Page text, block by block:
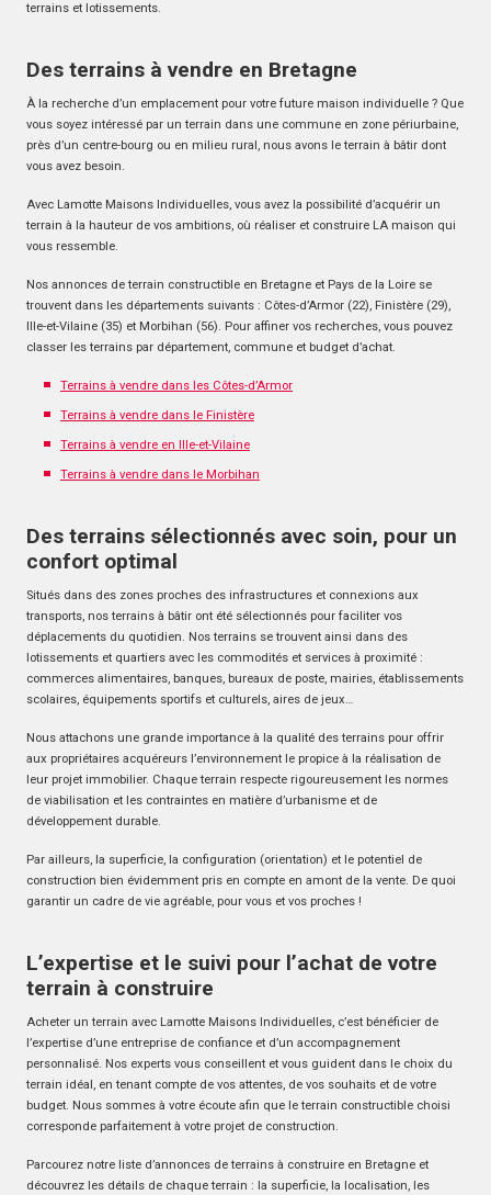
terrains et lotissements.
Des terrains à vendre en Bretagne
À la recherche d’un emplacement pour votre future maison individuelle ? Que
vous soyez intéressé par un terrain dans une commune en zone périurbaine,
près d’un centre-bourg ou en milieu rural, nous avons le terrain à bâtir dont
vous avez besoin.
Avec Lamotte Maisons Individuelles, vous avez la possibilité d’acquérir un
terrain à la hauteur de vos ambitions, où réaliser et construire LA maison qui
vous ressemble.
Nos annonces de terrain constructible en Bretagne et Pays de la Loire se
trouvent dans les départements suivants : Côtes-d’Armor (22), Finistère (29),
Ille-et-Vilaine (35) et Morbihan (56). Pour affiner vos recherches, vous pouvez
classer les terrains par département, commune et budget d’achat.
Terrains à vendre dans les Côtes-d’Armor
Terrains à vendre dans le Finistère
Terrains à vendre en Ille-et-Vilaine
Terrains à vendre dans le Morbihan
Des terrains sélectionnés avec soin, pour un
confort optimal
Situés dans des zones proches des infrastructures et connexions aux
transports, nos terrains à bâtir ont été sélectionnés pour faciliter vos
déplacements du quotidien. Nos terrains se trouvent ainsi dans des
lotissements et quartiers avec les commodités et services à proximité :
commerces alimentaires, banques, bureaux de poste, mairies, établissements
scolaires, équipements sportifs et culturels, aires de jeux…
Nous attachons une grande importance à la qualité des terrains pour offrir
aux propriétaires acquéreurs l’environnement le propice à la réalisation de
leur projet immobilier. Chaque terrain respecte rigoureusement les normes
de viabilisation et les contraintes en matière d’urbanisme et de
développement durable.
Par ailleurs, la superficie, la configuration (orientation) et le potentiel de
construction bien évidemment pris en compte en amont de la vente. De quoi
garantir un cadre de vie agréable, pour vous et vos proches !
L’expertise et le suivi pour l’achat de votre
terrain à construire
Acheter un terrain avec Lamotte Maisons Individuelles, c’est bénéficier de
l’expertise d’une entreprise de confiance et d’un accompagnement
personnalisé. Nos experts vous conseillent et vous guident dans le choix du
terrain idéal, en tenant compte de vos attentes, de vos souhaits et de votre
budget. Nous sommes à votre écoute afin que le terrain constructible choisi
corresponde parfaitement à votre projet de construction.
Parcourez notre liste d’annonces de terrains à construire en Bretagne et
découvrez les détails de chaque terrain : la superficie, la localisation, les